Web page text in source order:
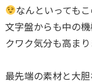
なんといっても
文字盤からも中の
クワク気分も高ま
最先端の素材と大